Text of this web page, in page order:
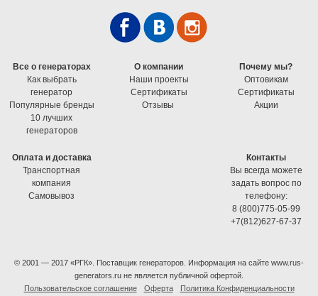
Все о генераторах
Как выбрать
генератор
Популярные бренды
10 лучших
генераторов
О компании
Наши проекты
Cертификаты
Отзывы
Почему мы?
Оптовикам
Cертификаты
Акции
Оплата и доставка
Транспортная
компания
Самовывоз
Контакты
Вы всегда можете
задать вопрос по
телефону:
8 (800)775-05-99
+7(812)627-67-37
© 2001 — 2017 «РГК». Поставщик генераторов. Информация на сайте www.rus-
generators.ru не является публичной офертой.
Пользовательское соглашение
Оферта Политика Конфиденциальности